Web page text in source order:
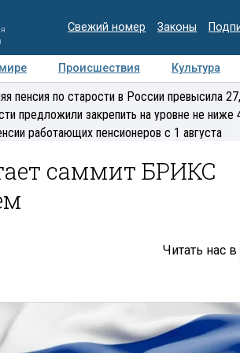
Свежий номер Законы
Происшествия Культура
Медиацентр
Интервью
пенсия по старости в России превысила
предложили закрепить на уровне не ниже
работающих пенсионеров с 1 августа
саммит БРИКС
Читать нас в